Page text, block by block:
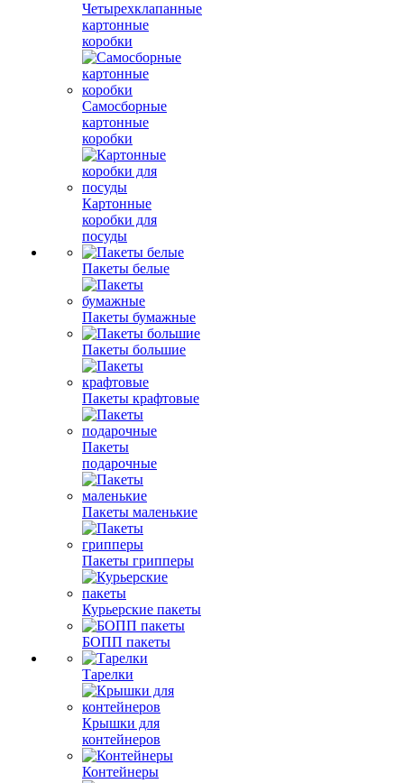
Четырехклапанные
картонные
коробки
Самосборные
картонные
коробки
Картонные
коробки для
посуды
Пакеты белые
Пакеты бумажные
Пакеты большие
Пакеты крафтовые
Пакеты
подарочные
Пакеты маленькие
Пакеты грипперы
Курьерские пакеты
БОПП пакеты
Тарелки
Крышки для
контейнеров
Контейнеры